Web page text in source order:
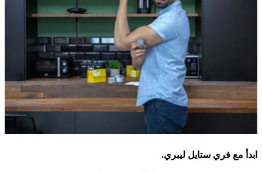
ابدأ مع فري ستايل ليبري.